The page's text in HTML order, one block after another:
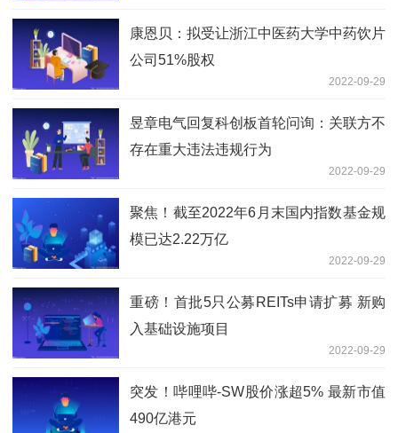
康恩贝：拟受让浙江中医药大学中药饮片
公司51%股权
2022-09-29
昱章电气回复科创板首轮问询：关联方不
存在重大违法违规行为
2022-09-29
聚焦！截至2022年6月末国内指数基金规
模已达2.22万亿
2022-09-29
重磅！首批5只公募REITs申请扩募 新购
入基础设施项目
2022-09-29
突发！哔哩哔-SW股价涨超5% 最新市值
490亿港元